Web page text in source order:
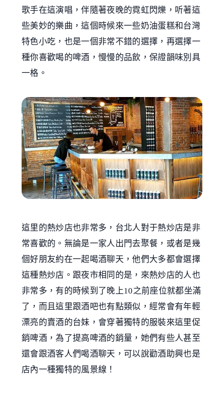
歌手在這演唱，伴隨著夜晚的霓虹閃爍，听著這
些美妙的樂曲，這個時候來一些奶油蛋糕和台灣
特色小吃，也是一個非常不錯的選擇，再選擇一
種你喜歡喝的啤酒，慢慢的品飲，保證韻味別具
一格。
這里的熱炒店也非常多，台北人對于熱炒店是非
常喜歡的。無論是一家人出門去聚餐，或者是幾
個好朋友約在一起喝酒聊天，他們大多都會選擇
這種熱炒店。跟夜市相同的是，來熱炒店的人也
非常多，有的時候到了晚上10之前座位就都坐滿
了，而且這里跟酒吧也有點類似，經常會有年輕
漂亮的賣酒的台妹，會穿著獨特的服裝來這里促
銷啤酒，為了提高啤酒的銷量，她們有些人甚至
還會跟酒客人們喝酒聊天，可以說勸酒助興也是
店內一種獨特的風景線！